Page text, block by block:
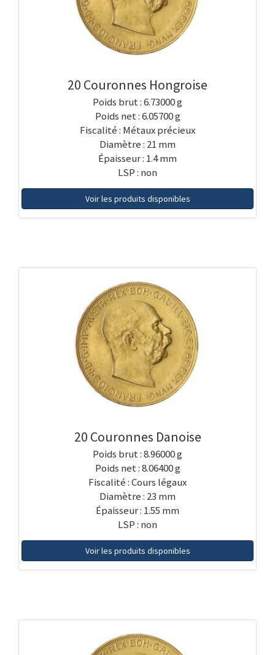
20 Couronnes Hongroise
Poids brut : 6.73000 g
Poids net : 6.05700 g
Fiscalité : Métaux précieux
Diamètre : 21 mm
Épaisseur : 1.4 mm
LSP : non
Voir les produits disponibles
20 Couronnes Danoise
Poids brut : 8.96000 g
Poids net : 8.06400 g
Fiscalité : Cours légaux
Diamètre : 23 mm
Épaisseur : 1.55 mm
LSP : non
Voir les produits disponibles